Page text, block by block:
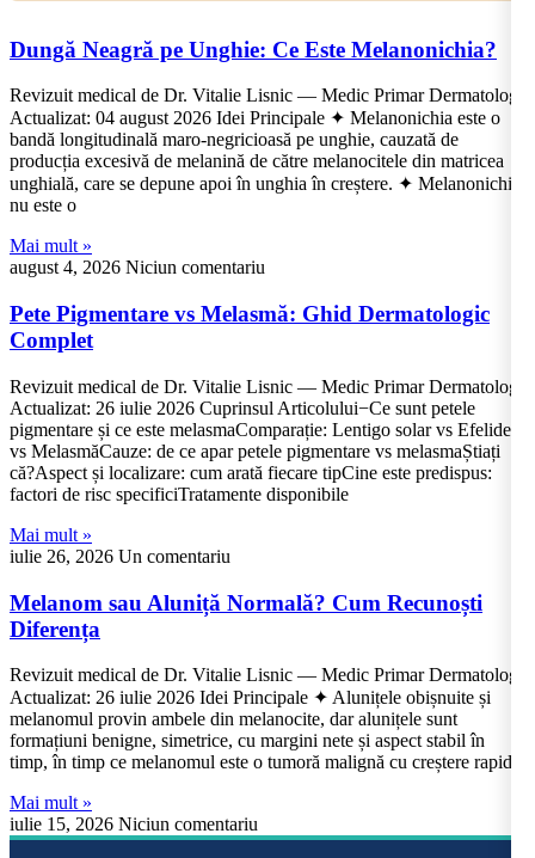
Dungă Neagră pe Unghie: Ce Este Melanonichia?
Revizuit medical de Dr. Vitalie Lisnic — Medic Primar Dermatolog
Actualizat: 04 august 2026 Idei Principale ✦ Melanonichia este o
bandă longitudinală maro-negricioasă pe unghie, cauzată de
producția excesivă de melanină de către melanocitele din matricea
unghială, care se depune apoi în unghia în creștere. ✦ Melanonichia
nu este o
Mai mult »
august 4, 2026 Niciun comentariu
Pete Pigmentare vs Melasmă: Ghid Dermatologic
Complet
Revizuit medical de Dr. Vitalie Lisnic — Medic Primar Dermatolog
Actualizat: 26 iulie 2026 Cuprinsul Articolului−Ce sunt petele
pigmentare și ce este melasmaComparație: Lentigo solar vs Efelide
vs MelasmăCauze: de ce apar petele pigmentare vs melasmaȘtiați
că?Aspect și localizare: cum arată fiecare tipCine este predispus:
factori de risc specificiTratamente disponibile
Mai mult »
iulie 26, 2026 Un comentariu
Melanom sau Aluniță Normală? Cum Recunoști
Diferența
Revizuit medical de Dr. Vitalie Lisnic — Medic Primar Dermatolog
Actualizat: 26 iulie 2026 Idei Principale ✦ Alunițele obișnuite și
melanomul provin ambele din melanocite, dar alunițele sunt
formațiuni benigne, simetrice, cu margini nete și aspect stabil în
timp, în timp ce melanomul este o tumoră malignă cu creștere rapidă
Mai mult »
iulie 15, 2026 Niciun comentariu